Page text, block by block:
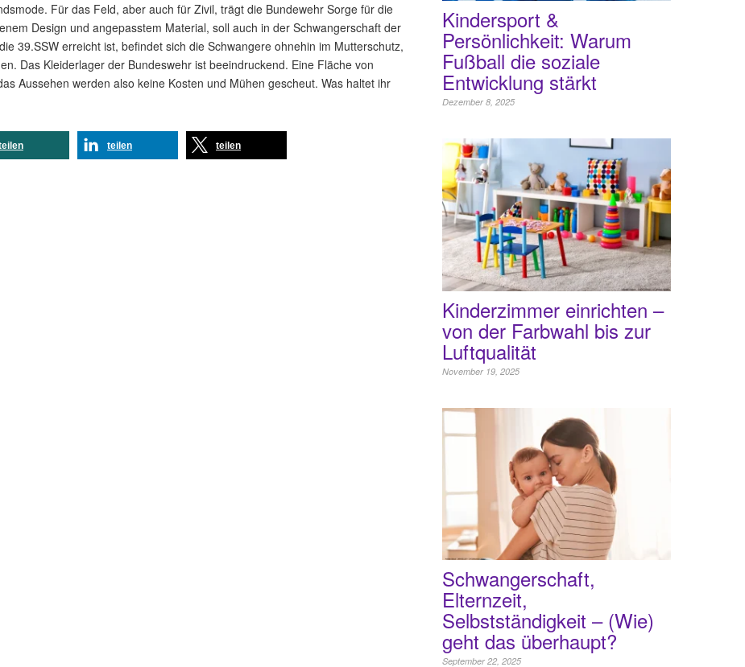
Für das Feld, aber auch für Zivil, trägt die Bundewehr Sorge für die
Design und angepasstem Material, soll auch in der Schwangerschaft der
39.SSW erreicht ist, befindet sich die Schwangere ohnehin im Mutterschutz,
Das Kleiderlager der Bundeswehr ist beeindruckend. Eine Fläche von
Aussehen werden also keine Kosten und Mühen gescheut. Was haltet ihr
teilen teilen
Kindersport &
Persönlichkeit: Warum
Fußball die soziale
Entwicklung stärkt
Dezember 8, 2025
Kinderzimmer einrichten –
von der Farbwahl bis zur
Luftqualität
November 19, 2025
Schwangerschaft,
Elternzeit,
Selbstständigkeit – (Wie)
geht das überhaupt?
September 22, 2025